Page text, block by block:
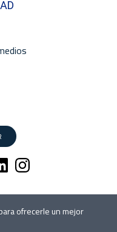
ofrecerle un mejor